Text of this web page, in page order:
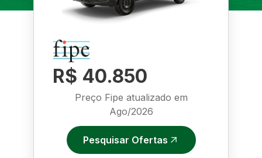
R$ 40.850
Preço Fipe atualizado em
Ago/2026
Pesquisar Ofertas